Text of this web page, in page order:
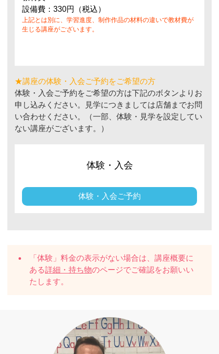
設備費：330円（税込）
上記とは別に、学習進度、制作作品の材料の違いで教材費が
生じる講座がございます。
★講座の体験・入会ご予約をご希望の方
体験・入会ご予約をご希望の方は下記のボタンよりお
申し込みください。見学につきましては店舗までお問
い合わせください。（一部、体験・見学を設定してい
ない講座がございます。）
体験・入会
体験・入会ご予約
「体験」料金の表示がない場合は、講座概要に
ある詳細・持ち物のページでご確認をお願いい
たします。